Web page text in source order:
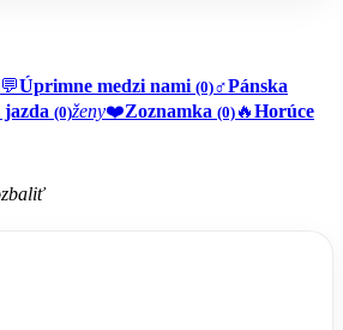
💬Úprimne medzi nami (0)♂️Pánska
jazda (0)ženy❤️Zoznamka (0) 🔥Horúce